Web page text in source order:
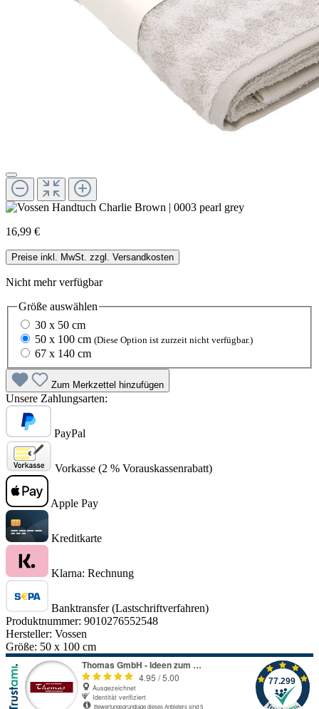
16,99 €
Preise inkl. MwSt. zzgl. Versandkosten
Nicht mehr verfügbar
Größe auswählen
30 x 50 cm
50 x 100 cm (Diese Option ist zurzeit nicht verfügbar.)
67 x 140 cm
Zum Merkzettel hinzufügen
Unsere Zahlungsarten:
PayPal
Vorkasse (2 % Vorauskassenrabatt)
Apple Pay
Kreditkarte
Klarna: Rechnung
Banktransfer (Lastschriftverfahren)
Produktnummer: 9010276552548
Hersteller: Vossen
Größe: 50 x 100 cm